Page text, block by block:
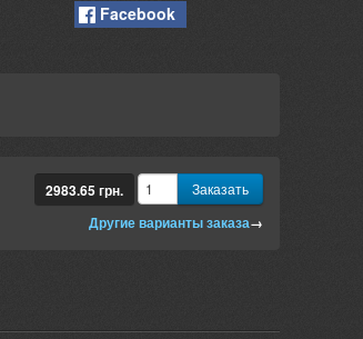
Facebook
2983.65грн. Заказать
Другие варианты заказа→